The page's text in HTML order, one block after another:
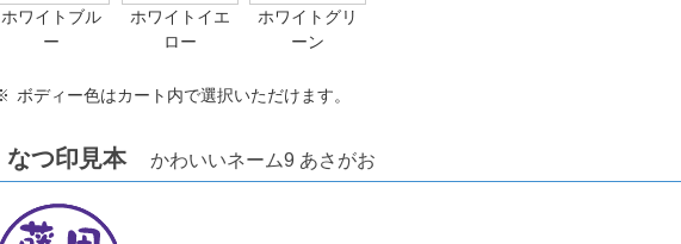
ホワイトブル
ー
ホワイトイエ
ロー
ホワイトグリ
ーン
ボディー色はカート内で選択いただけます。
なつ印見本 かわいいネーム9 あさがお